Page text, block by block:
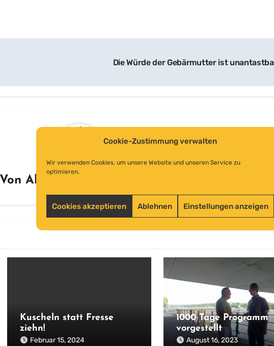
Cookie-Zustimmung verwalten
Wir verwenden Cookies, um unsere Website und unseren Service zu
optimieren.
Cookies akzeptieren Ablehnen Einstellungen anzeigen
Die Würde der Gebärmutter ist
VonAlexander-D-Wietschel
Kuscheln statt Fresse
ziehn!
Februar 15, 2024
1000 Tage Programm
vorgestellt
August 16, 2023